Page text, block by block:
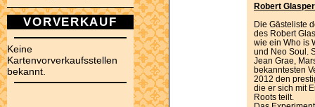
VORVERKAUF
Keine
Kartenvorverkaufsstellen
bekannt.
Robert
Die Gästeliste
des Robert
wie ein Who is
und Neo Soul.
Jean Grae,
bekanntesten
2012 den
die er sich mit
Roots teilt.